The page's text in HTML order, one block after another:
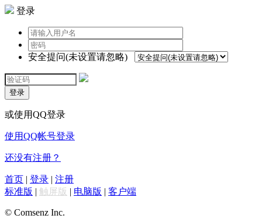
登录
安全提问(未设置请忽略)
登录
或使用QQ登录
使用QQ帐号登录
还没有注册？
首页 | 登录 | 注册
标准版 | 触屏版 | 电脑版 | 客户端
© Comsenz Inc.